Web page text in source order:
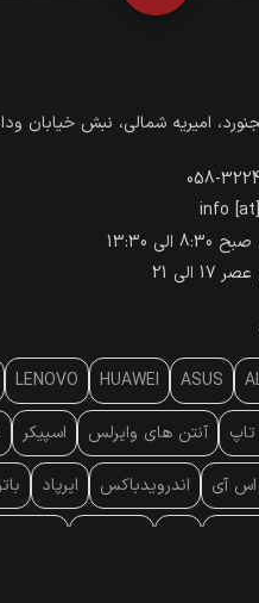
امیریه شمالی، نبش خیابان
058-
info
13:30
21
ASUS
HUAWEI
LENOVO
تاپ آنتن‌ های وایرلس اسپیکر
اس آی اندرویدباکس ایرپاد